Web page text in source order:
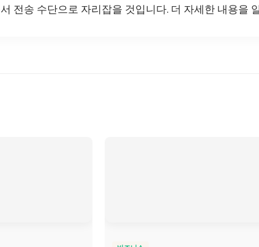
전송 수단으로 자리잡을 것입니다. 더 자세한 내용을